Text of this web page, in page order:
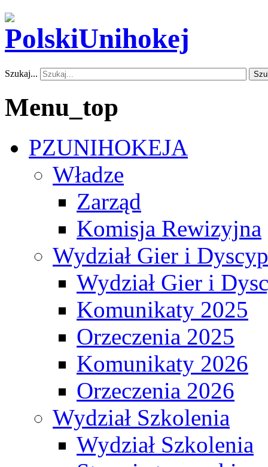
Szukaj...
Menu_top
PZUNIHOKEJA
Władze
Zarząd
Komisja Rewizyjna
Wydział Gier i
Wydział Gier i
Komunikaty 2025
Orzeczenia 2025
Komunikaty 2026
Orzeczenia 2026
Wydział Szkolenia
Wydział Szkolenia